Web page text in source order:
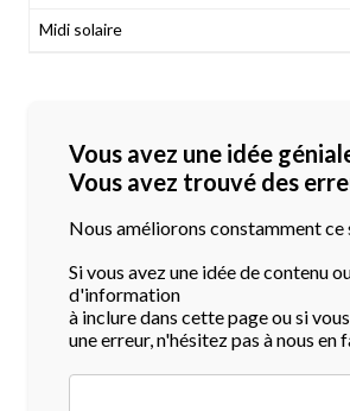
Vous avez une idée
Vous avez trouvé des
Nous améliorons constamment ce
Si vous avez une idée de contenu
d'information
à inclure dans cette page ou si
une erreur, n'hésitez pas à nous en